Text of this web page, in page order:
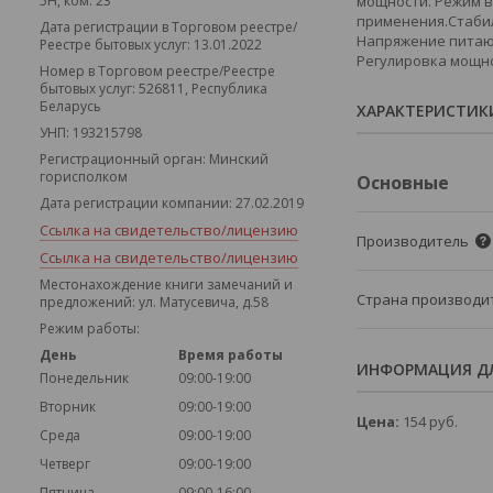
Напряжение
Регулировка
Основные
Производитель
Страна
ИНФОРМАЦИЯ
Цена: 154руб.
Дата регистрации в Торговом реестре/
Реестре бытовых услуг: 13.01.2022
Номер в Торговом реестре/Реестре
бытовых услуг: 526811, Республика
Беларусь
УНП: 193215798
Регистрационный орган: Минский
горисполком
Дата регистрации компании: 27.02.2019
Ссылка на свидетельство/лицензию
Ссылка на свидетельство/лицензию
Местонахождение книги замечаний и
предложений: ул. Матусевича, д.58
Режим работы:
День
Время работы
Понедельник
09:00-19:00
Вторник
09:00-19:00
Среда
09:00-19:00
Четверг
09:00-19:00